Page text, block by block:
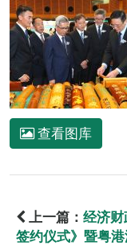
查看图库
上一篇： 经济
签约仪式》暨粤